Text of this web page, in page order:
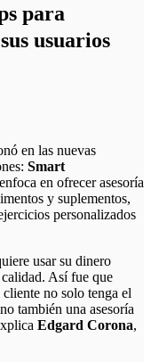
para
usuarios
en las nuevas
Smart
en ofrecer asesoría
y suplementos,
personalizados
usar su dinero
Así fue que
no solo tenga el
también una asesoría
Edgard Corona,